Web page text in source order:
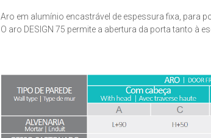
Aro em alumínio encastrável de espessura fixa, para
O aro DESIGN 75 permite a abertura da porta tanto à